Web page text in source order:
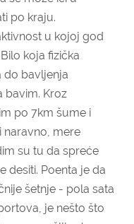
po kraju.
u kojoj god
koja fizička
do bavljenja
bavim. Kroz
po 7km šume i
naravno, mere
su tu da spreće
desiti. Poenta je da
šetnje - pola sata
je nešto što